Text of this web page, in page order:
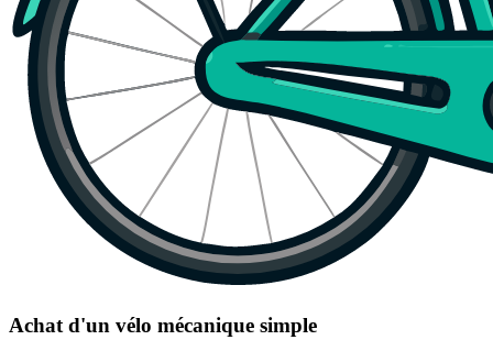
Achat d'un vélo mécanique simple